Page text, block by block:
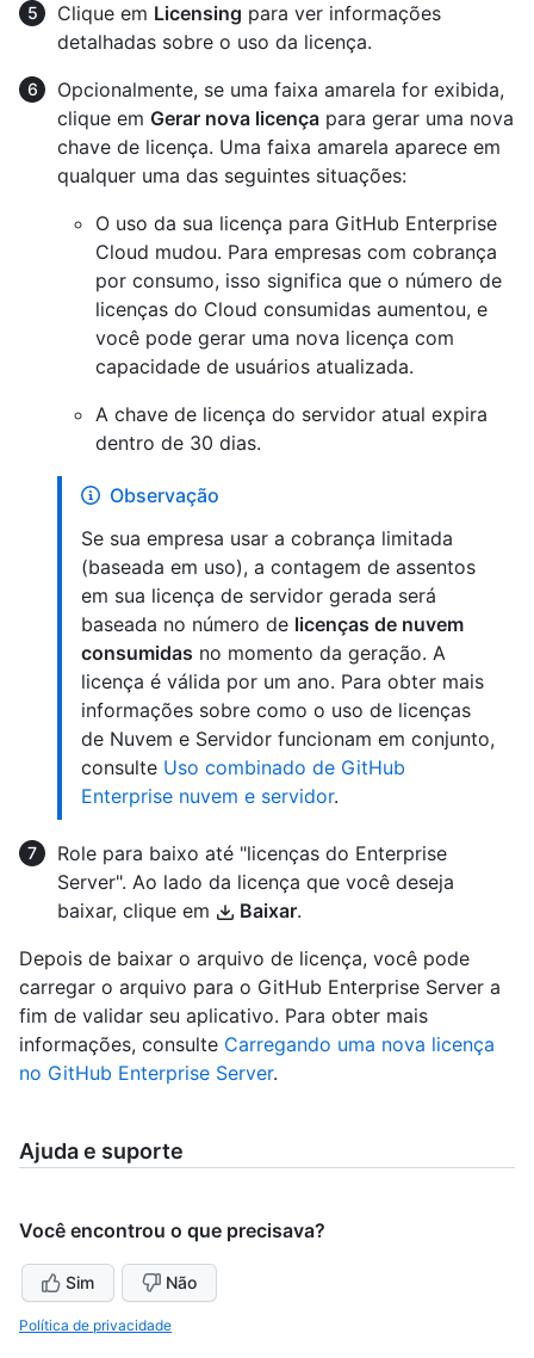
Clique em Licensing para ver informações
detalhadas sobre o uso da licença.
Opcionalmente, se uma faixa amarela for exibida,
clique em Gerar nova licença para gerar uma nova
chave de licença. Uma faixa amarela aparece em
qualquer uma das seguintes situações:
O uso da sua licença para GitHub Enterprise
Cloud mudou. Para empresas com cobrança
por consumo, isso significa que o número de
licenças do Cloud consumidas aumentou, e
você pode gerar uma nova licença com
capacidade de usuários atualizada.
A chave de licença do servidor atual expira
dentro de 30 dias.
Observação
Se sua empresa usar a cobrança limitada
(baseada em uso), a contagem de assentos
em sua licença de servidor gerada será
baseada no número de licenças de nuvem
consumidas no momento da geração. A
licença é válida por um ano. Para obter mais
informações sobre como o uso de licenças
de Nuvem e Servidor funcionam em conjunto,
consulte Uso combinado de GitHub
Enterprise nuvem e servidor.
Role para baixo até "licenças do Enterprise
Server". Ao lado da licença que você deseja
baixar, clique em
Baixar.
Depois de baixar o arquivo de licença, você pode
carregar o arquivo para o GitHub Enterprise Server a
fim de validar seu aplicativo. Para obter mais
informações, consulte Carregando uma nova licença
no GitHub Enterprise Server.
Ajuda e suporte
Você encontrou o que precisava?
Sim Não
Política de privacidade